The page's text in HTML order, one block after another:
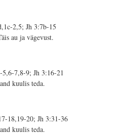
2,5; Jh 3:7b-15
au ja vägevust.
7,8-9; Jh 3:16-21
kuulis teda.
18,19-20; Jh 3:31-36
kuulis teda.